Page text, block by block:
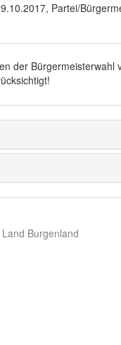
Partei/
der Bürgermeisterwahl
Land Burgenland